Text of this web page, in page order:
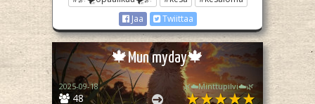
Jaa
Twiittaa
🍁Mun myday🍁
48
2025-09-18 🌿☁️Minttupilvi☁️🌿